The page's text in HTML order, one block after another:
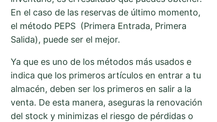
En el caso de las reservas de último momento,
el método PEPS (Primera Entrada, Primera
Salida), puede ser el mejor.
Ya que es uno de los métodos más usados e
indica que los primeros artículos en entrar a tu
almacén, deben ser los primeros en salir a la
venta. De esta manera, aseguras la renovación
del stock y minimizas el riesgo de pérdidas o